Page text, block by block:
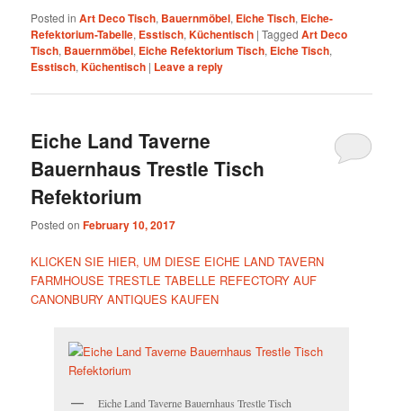
Posted in Art Deco Tisch, Bauernmöbel, Eiche Tisch, Eiche-
Refektorium-Tabelle, Esstisch,Küchentisch |Tagged Art Deco
Tisch, Bauernmöbel, Eiche Refektorium Tisch, Eiche Tisch,
Esstisch,Küchentisch | Leave a reply
Eiche Land Taverne
Bauernhaus Trestle Tisch
Refektorium
Posted onFebruary 10, 2017
KLICKEN SIE HIER, UM DIESE EICHE LAND TAVERN
FARMHOUSE TRESTLE TABELLE REFECTORY AUF
CANONBURY ANTIQUES KAUFEN
Eiche Land Taverne Bauernhaus Trestle Tisch